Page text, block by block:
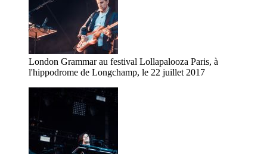
London Grammar au festival Lollapalooza Paris, à
l'hippodrome de Longchamp, le 22 juillet 2017